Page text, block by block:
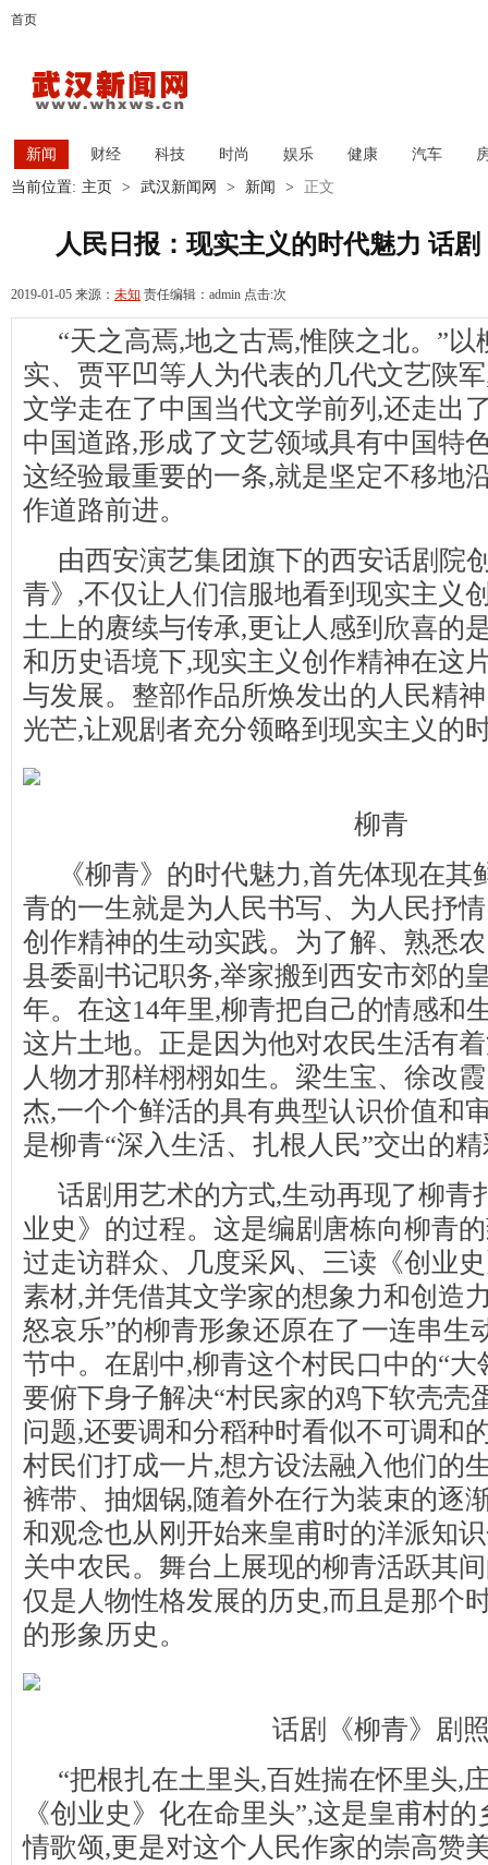
首页
新闻 财经 科技 时尚 娱乐 健康 汽车
当前位置: 主页 > 武汉新闻网 > 新闻 > 正文
人民日报：现实主义的时代魅力 话
2019-01-05 来源： 未知 责任编辑：admin 点击:次
“天之高焉,地之古焉,惟陕之北。”
实、贾平凹等人为代表的几代文艺陕
文学走在了中国当代文学前列,还走出
中国道路,形成了文艺领域具有中国特
这经验最重要的一条,就是坚定不移地
作道路前进。
由西安演艺集团旗下的西安话剧院
青》,不仅让人们信服地看到现实主义
土上的赓续与传承,更让人感到欣喜的
和历史语境下,现实主义创作精神在这
与发展。整部作品所焕发出的人民精
光芒,让观剧者充分领略到现实主义的
柳青
《柳青》的时代魅力,首先体现在
青的一生就是为人民书写、为人民抒
创作精神的生动实践。为了解、熟悉
县委副书记职务,举家搬到西安市郊的
年。在这14年里,柳青把自己的情感和
这片土地。正是因为他对农民生活有
人物才那样栩栩如生。梁生宝、徐改
杰,一个个鲜活的具有典型认识价值和
是柳青“深入生活、扎根人民”交出的
话剧用艺术的方式,生动再现了柳青
业史》的过程。这是编剧唐栋向柳青
过走访群众、几度采风、三读《创业
素材,并凭借其文学家的想象力和创造
怒哀乐”的柳青形象还原在了一连串生
节中。在剧中,柳青这个村民口中的“大
要俯下身子解决“村民家的鸡下软壳壳
问题,还要调和分稻种时看似不可调和
村民们打成一片,想方设法融入他们的
裤带、抽烟锅,随着外在行为装束的逐
和观念也从刚开始来皇甫时的洋派知
关中农民。舞台上展现的柳青活跃其
仅是人物性格发展的历史,而且是那个
的形象历史。
话剧《柳青》剧
“把根扎在土里头,百姓揣在怀里头,
《创业史》化在命里头”,这是皇甫村
情歌颂,更是对这个人民作家的崇高赞